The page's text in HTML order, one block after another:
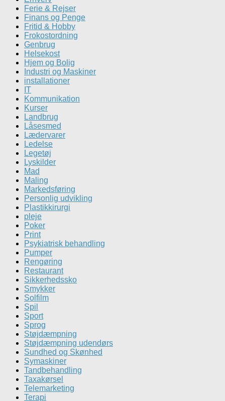
Ferie & Rejser
Finans og Penge
Fritid & Hobby
Frokostordning
Genbrug
Helsekost
Hjem og Bolig
Industri og Maskiner
installationer
IT
Kommunikation
Kurser
Landbrug
Låsesmed
Lædervarer
Ledelse
Legetøj
Lyskilder
Mad
Maling
Markedsføring
Personlig udvikling
Plastikkirurgi
pleje
Poker
Print
Psykiatrisk behandling
Pumper
Rengøring
Restaurant
Sikkerhedssko
Smykker
Solfilm
Spil
Sport
Sprog
Støjdæmpning
Støjdæmpning udendørs
Sundhed og Skønhed
Symaskiner
Tandbehandling
Taxakørsel
Telemarketing
Terapi